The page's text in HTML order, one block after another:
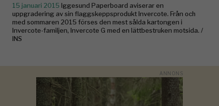
15 januari 2015 Iggesund Paperboard aviserar en
uppgradering av sin flaggskeppsprodukt Invercote. Från och
med sommaren 2015 förses den mest sålda kartongen i
Invercote-familjen, Invercote G med en lättbestruken motsida. /
INS